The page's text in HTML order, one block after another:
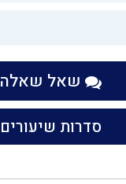
שאל שאלה
סדרות שיעורים